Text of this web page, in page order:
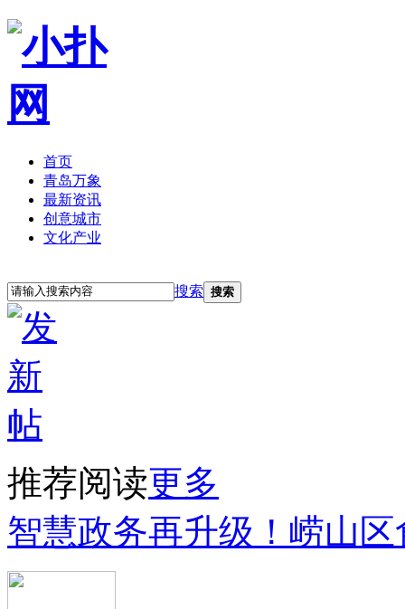
首页
青岛万象
最新资讯
创意城市
文化产业
搜索 搜索
推荐阅读更多
智慧政务再升级！崂山